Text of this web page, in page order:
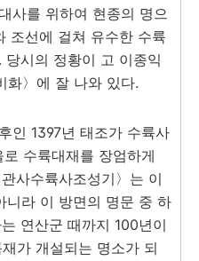
사를 위하여 현종의 명으
조선에 걸쳐 유수한 수륙
시의 정황이 고 이종익
화〉에 잘 나와 있다.
인 1397년 태조가 수륙사
수륙대재를 장엄하게
사수륙사조성기〉는 이
니라 이 방면의 명문 중 하
연산군 때까지 100년이
가 개설되는 명소가 되